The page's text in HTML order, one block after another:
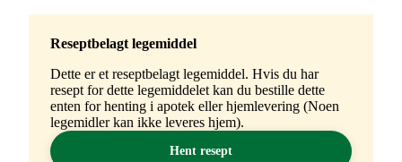
Reseptbelagt legemiddel
Dette er et reseptbelagt legemiddel. Hvis du har
resept for dette legemiddelet kan du bestille dette
enten for henting i apotek eller hjemlevering (Noen
legemidler kan ikke leveres hjem).
Hent resept